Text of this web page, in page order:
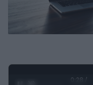
0:28 /